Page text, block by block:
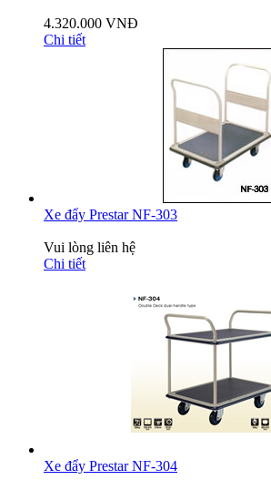
4.320.000 VNĐ
Chi tiết
Xe đẩy Prestar NF-303
Vui lòng liên hệ
Chi tiết
Xe đẩy Prestar NF-304